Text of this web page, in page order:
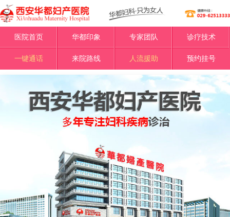
医院首页 华都印象 专家团队 诊疗技术
一键通话 来院路线 人流援助 预约挂号